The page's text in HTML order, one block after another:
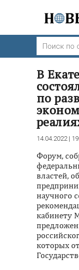
В
по
14.04.2022 |
Форум,
властей,
научного
кабинету
которых